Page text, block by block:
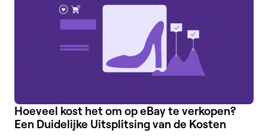
Hoeveel kost het om op eBay te verkopen?
Een Duidelijke Uitsplitsing van de Kosten